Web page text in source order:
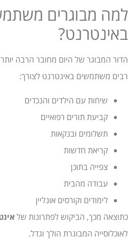
למה מבוגרים
באינטרנט?
הדור המבוגר של היום מחובר הרבה
רבים משתמשים באינטרנט לצורך:
שיחות עם הילדים והנכדים
קביעת תורים רפואיים
תשלומים ובנקאות
קריאת חדשות
צפייה בתוכן
עבודה מהבית
לימודים וקורסים אונליין
כתוצאה מכך, הביקוש לפתרונות של
לאוכלוסייה המבוגרת הולך וגדל.